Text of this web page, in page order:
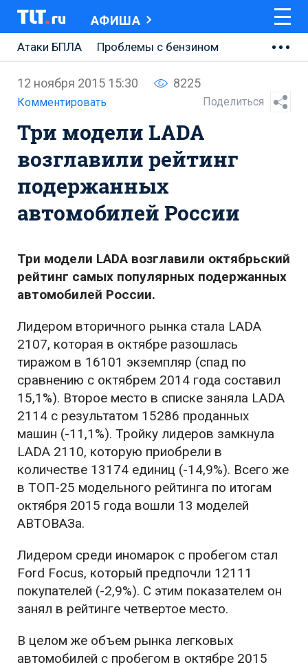
АФИША
Атаки БПЛА
Проблемы с бензином
АВТОВАЗ
Ремонт Центральной площади
Ремонт Обводного шоссе
Набережная Тольятти
Неделя Тольятти
12 ноября 2015 15:30 8225
Комментировать Поделиться
Три модели LADA
возглавили рейтинг
подержанных
автомобилей России
Три модели LADA возглавили октябрьский
рейтинг самых популярных подержанных
автомобилей России.
Лидером вторичного рынка стала LADA
2107, которая в октябре разошлась
тиражом в 16101 экземпляр (спад по
сравнению с октябрем 2014 года составил
15,1%). Второе место в списке заняла LADA
2114 с результатом 15286 проданных
машин (-11,1%). Тройку лидеров замкнула
LADA 2110, которую приобрели в
количестве 13174 единиц (-14,9%). Всего же
в ТОП-25 модельного рейтинга по итогам
октября 2015 года вошли 13 моделей
АВТОВАЗа.
Лидером среди иномарок с пробегом стал
Ford Focus, который предпочли 12111
покупателей (-2,9%). С этим показателем он
занял в рейтинге четвертое место.
В целом же объем рынка легковых
автомобилей с пробегом в октябре 2015